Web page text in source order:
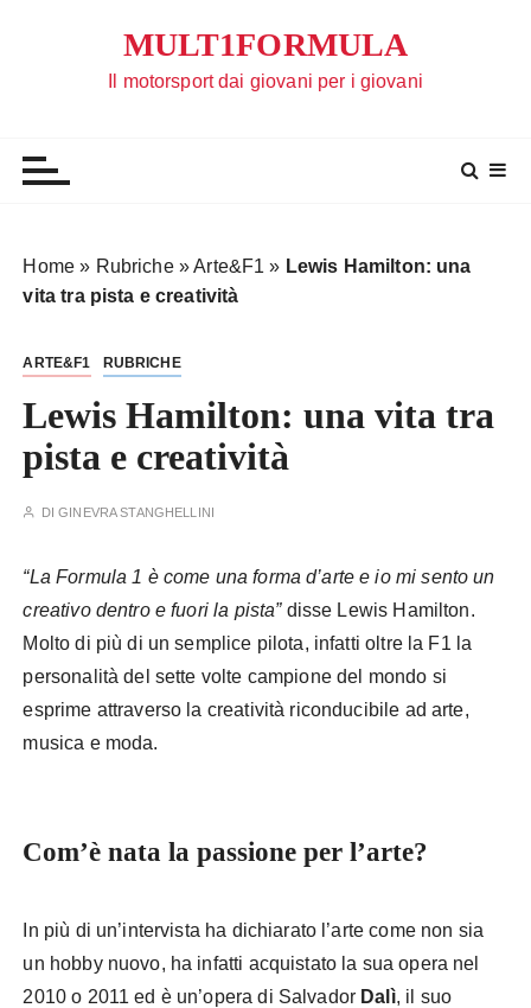
MULT1FORMULA
Il motorsport dai giovani per i giovani
Home » Rubriche»Arte&F1 » Lewis Hamilton: una
vita tra pista e creatività
ARTE&F1 RUBRICHE
Lewis Hamilton: una vita tra
pista e creatività
DIGINEVRA STANGHELLINI
“La Formula 1 è come una forma d’arte e io mi sento un
creativo dentro e fuori la pista”disse Lewis Hamilton.
Molto di più di un semplice pilota, infatti oltre la F1 la
personalità del sette volte campione del mondo si
esprime attraverso la creatività riconducibile ad arte,
musica e moda.
Com’è nata la passione per l’arte?
In più di un’intervista ha dichiarato l’arte come non sia
un hobby nuovo, ha infatti acquistato la sua opera nel
2010 o 2011 ed è un’opera di Salvador Dalì, il suo